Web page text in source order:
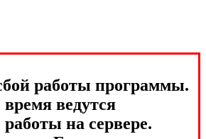
работы программы.
ведутся
на сервере.